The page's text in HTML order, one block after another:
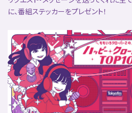
に、番組ステッカーをプレゼント！